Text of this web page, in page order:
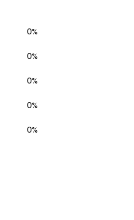
0%
0%
0%
0%
0%